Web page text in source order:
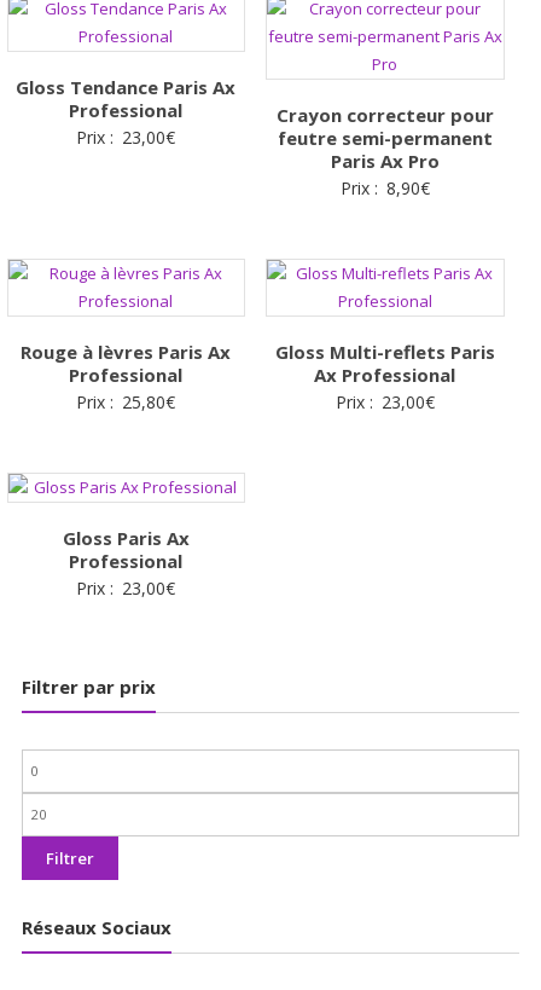
était :
17,00€.
est :
Gloss Tendance Paris Ax
Professional
Prix : 23,00€
Crayon correcteur pour
feutre semi-permanent
Paris Ax Pro
Prix : 8,90€
Rouge à lèvres Paris Ax
Professional
Prix : 25,80€
Gloss Multi-reflets Paris
Ax Professional
Prix : 23,00€
Gloss Paris Ax
Professional
Prix : 23,00€
Filtrer par prix
Prix
min
Prix
max
Filtrer
Réseaux Sociaux